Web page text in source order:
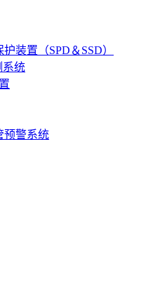
装置（SPD＆SSD）
系统
预警系统